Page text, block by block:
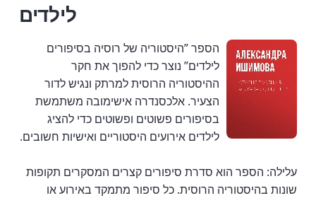
לילדים
הספר ”היסטוריה של רוסיה בסיפורים
לילדים” נוצר כדי להפוך את חקר
ההיסטוריה הרוסית למרתק ונגיש לדור
הצעיר. אלכסנדרה אישימובה משתמשת
בסיפורים פשוטים ופשוטים כדי להציג
לילדים אירועים היסטוריים ואישיות חשובים.
עלילה: הספר הוא סדרת סיפורים קצרים המסקרים תקופות
שונות בהיסטוריה הרוסית. כל סיפור מתמקד באירוע או